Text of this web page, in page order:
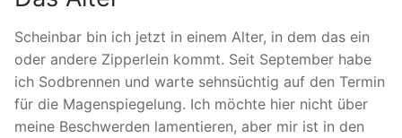
Scheinbar bin ich jetzt in einem Alter, in dem das ein
oder andere Zipperlein kommt. Seit September habe
ich Sodbrennen und warte sehnsüchtig auf den Termin
für die Magenspiegelung. Ich möchte hier nicht über
meine Beschwerden lamentieren, aber mir ist in den